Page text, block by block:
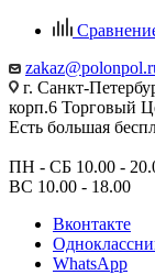
г. Санкт-
корп.6 Торговый
Есть большая
ПН - СБ 10.00 -
ВС 10.00 - 18.00
Вконтакте
WhatsApp